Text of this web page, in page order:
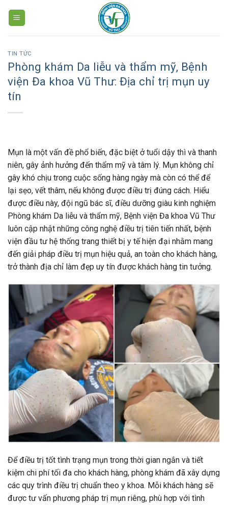
TIN TỨC
Phòng khám Da liễu và thẩm mỹ, Bệnh
viện Đa khoa Vũ Thư: Địa chỉ trị mụn uy
tín
Mụn là một vấn đề phổ biến, đặc biệt ở tuổi dậy thì và thanh
niên, gây ảnh hưởng đến thẩm mỹ và tâm lý. Mụn không chỉ
gây khó chịu trong cuộc sống hàng ngày mà còn có thể để
lại sẹo, vết thâm, nếu không được điều trị đúng cách. Hiểu
được điều này, đội ngũ bác sĩ, điều dưỡng giàu kinh nghiệm
Phòng khám Da liễu và thẩm mỹ, Bệnh viện Đa khoa Vũ Thư
luôn cập nhật những công nghệ điều trị tiên tiến nhất, bệnh
viện đầu tư hệ thống trang thiết bị y tế hiện đại nhằm mang
đến giải pháp điều trị mụn hiệu quả, an toàn cho khách hàng,
trở thành địa chỉ làm đẹp uy tín được khách hàng tin tưởng.
Để điều trị tốt tình trạng mụn trong thời gian ngắn và tiết
kiệm chi phí tối đa cho khách hàng, phòng khám đã xây dựng
các quy trình điều trị chuẩn theo y khoa. Mỗi khách hàng sẽ
được tư vấn phương pháp trị mụn riêng, phù hợp với tình